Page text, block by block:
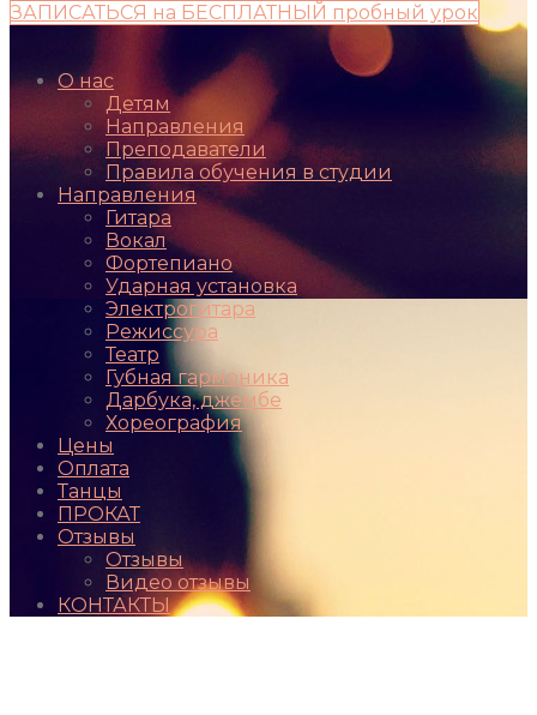
ЗАПИСАТЬСЯ на БЕСПЛАТНЫЙ пробный урок
О нас
Детям
Направления
Преподаватели
Правила обучения в студии
Направления
Гитара
Вокал
Фортепиано
Ударная установка
Электрогитара
Режиссура
Театр
Губная гармоника
Дарбука, джембе
Хореография
Цены
Оплата
Танцы
ПРОКАТ
Отзывы
Отзывы
Видео отзывы
КОНТАКТЫ